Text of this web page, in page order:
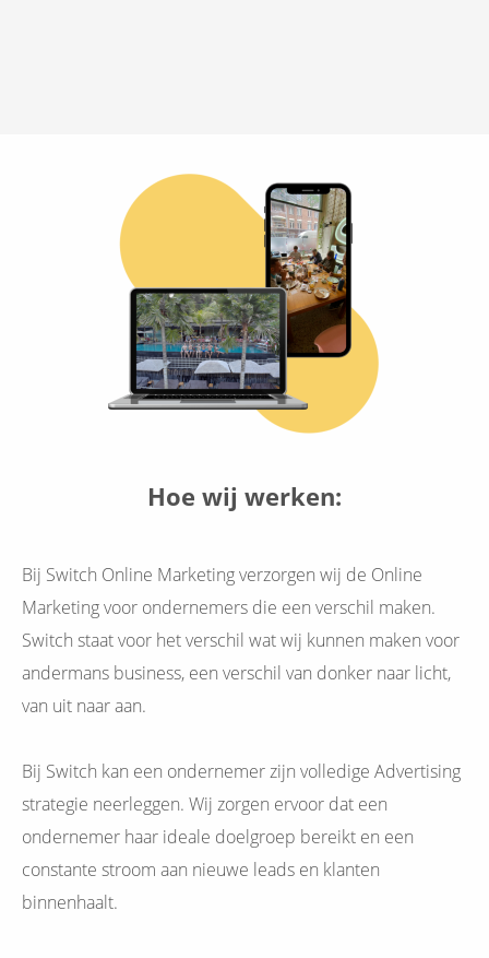
Hoe wij werken:
Bij Switch Online Marketing verzorgen wij de Online
Marketing voor ondernemers die een verschil maken.
Switch staat voor het verschil wat wij kunnen maken voor
andermans business, een verschil van donker naar licht,
van uit naar aan.
Bij Switch kan een ondernemer zijn volledige Advertising
strategie neerleggen. Wij zorgen ervoor dat een
ondernemer haar ideale doelgroep bereikt en een
constante stroom aan nieuwe leads en klanten
binnenhaalt.